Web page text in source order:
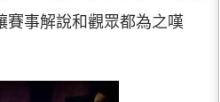
賽事解說和觀眾都為之嘆